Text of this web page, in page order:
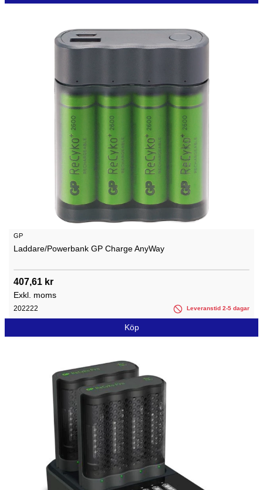
GP
Laddare/Powerbank GP Charge AnyWay
407,61 kr
Exkl. moms
202222 Leveranstid 2-5 dagar
Köp